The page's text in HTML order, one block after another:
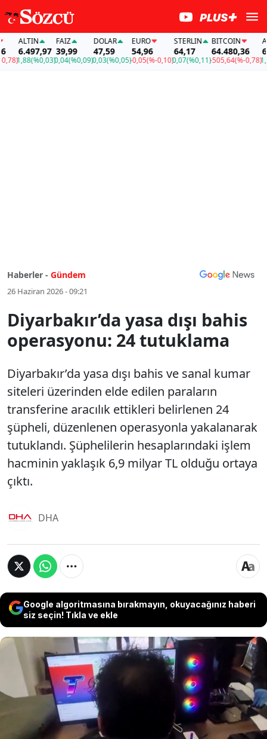
ALTIN
6.497,97
1,88(%0,03)
FAİZ
39,99
0,04(%0,09)
DOLAR
47,59
0,03(%0,05)
EURO
54,96
-0,05(%-0,10)
STERLIN
64,17
0,07(%0,11)
BITCOIN
64.480,36
-505,64(%-0,78)1,88
Haberler - Gündem
26 Haziran 2026 - 09:21
Diyarbakır’da yasa dışı bahis
operasyonu: 24 tutuklama
Diyarbakır’da yasa dışı bahis ve sanal kumar
siteleri üzerinden elde edilen paraların
transferine aracılık ettikleri belirlenen 24
şüpheli, düzenlenen operasyonla yakalanarak
tutuklandı. Şüphelilerin hesaplarındaki işlem
hacminin yaklaşık 6,9 milyar TL olduğu ortaya
çıktı.
DHA
Google algoritmasına bırakmayın, okuyacağınız haberi
siz seçin! Tıkla ve ekle
Diyarbakır’da yasa dışı bahis ve sanal kumar
siteleri üzerinden elde edilen paraların
transferine aracılık ettikleri belirlenen 24
şüpheli, düzenlenen operasyonla yakalanarak
tutuklandı. Şüphelilerin hesaplarındaki işlem